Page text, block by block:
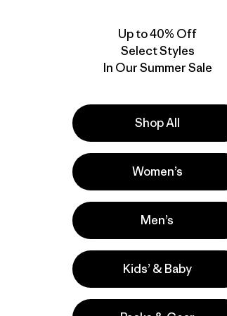
Compara
Up to 40% Off
Select Styles
In Our Summer Sale
Shop All
Women’s
Men’s
Kids’ & Baby